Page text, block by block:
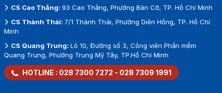
CS Cao Thắng: 93 Cao Thắng, Phường Bàn Cờ, TP. Hồ Chí Minh
CS Thành Thái: 7/1 Thành Thái, Phường Diên Hồng, TP. Hồ Chí
Minh
CS Quang Trung: Lô 10, Đường số 3, Công viên Phần mềm
Quang Trung, Phường Trung Mỹ Tây, TP.Hồ Chí Minh
HOTLINE : 028 7300 7272 - 028 7309 1991